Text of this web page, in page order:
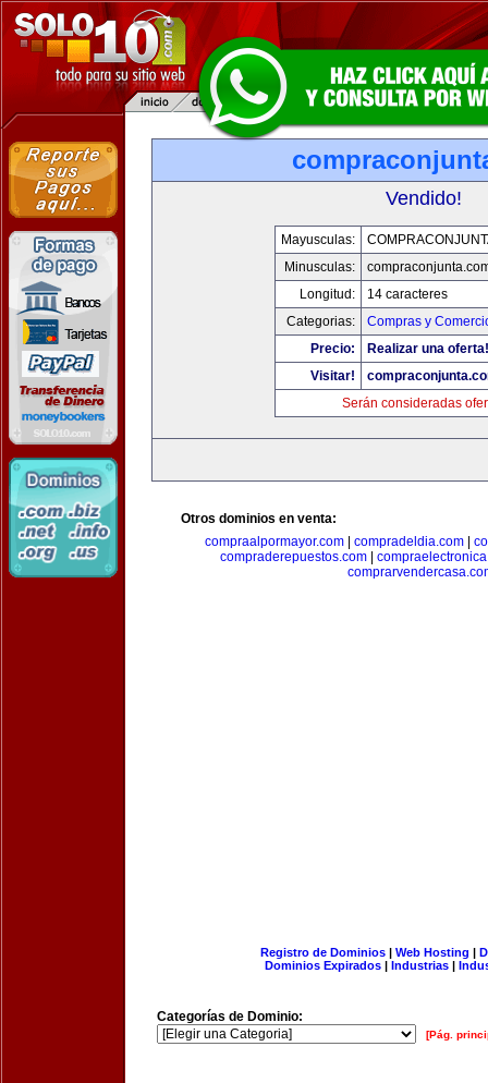
Vendido!
Mayusculas:
Minusculas:
Longitud:
14 caracteres
Categorias:
Compras y
Precio:
Realizar una oferta!
Visitar!
Serán consideradas
Otros dominios en venta:
compraalpormayor.com| compradeldia.com|
compraderepuestos.com|
Registro de Dominios| Web Hosting |
Dominios Expirados | Industrias |
Categorías de Dominio:
[Pág.